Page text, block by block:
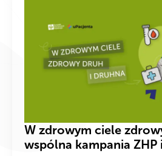
W zdrowym ciele
wspólna kampania ZHP